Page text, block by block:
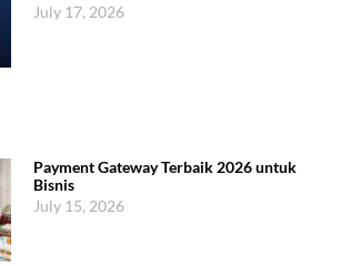
July 17, 2026
Payment Gateway Terbaik 2026 untuk
Bisnis
July 15, 2026